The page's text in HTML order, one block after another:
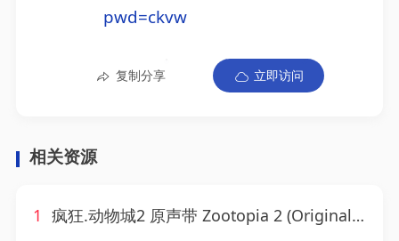
pwd=ckvw
复制分享 立即访问
相关资源
1 疯狂.动物城2 原声带 Zootopia 2 (Original Motion Picture Soundtrack) [FLAC] [16Bit - 44kHz]qo